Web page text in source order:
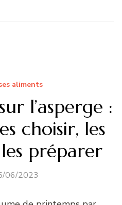
aliments
l’asperge :
choisir, les
préparer
06/2023